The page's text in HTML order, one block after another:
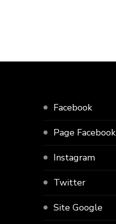
Facebook
Page Facebook
Instagram
Twitter
Site Google